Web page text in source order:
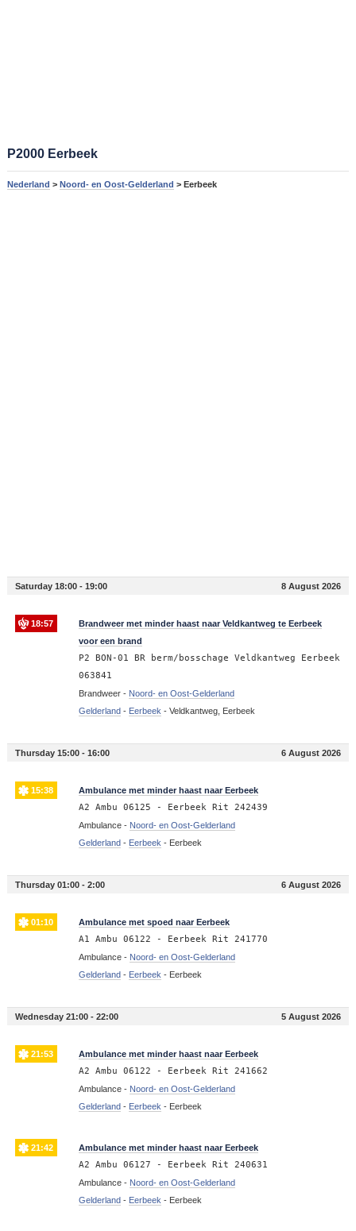
P2000 Eerbeek
Nederland > Noord- en Oost-Gelderland > Eerbeek
Saturday 18:00 - 19:00 8 August 2026
18:57
Brandweer met minder haast naar Veldkantweg te Eerbeek
voor een brand
P2 BON-01 BR berm/bosschage Veldkantweg Eerbeek
063841
Brandweer - Noord- en Oost-Gelderland
Gelderland- Eerbeek - Veldkantweg, Eerbeek
Thursday 15:00 - 16:00 6 August 2026
15:38 Ambulance met minder haast naar Eerbeek
A2 Ambu 06125 - Eerbeek Rit 242439
Ambulance - Noord- en Oost-Gelderland
Gelderland- Eerbeek - Eerbeek
Thursday 01:00 - 2:00 6 August 2026
01:10 Ambulance met spoed naar Eerbeek
A1 Ambu 06122 - Eerbeek Rit 241770
Ambulance - Noord- en Oost-Gelderland
Gelderland- Eerbeek - Eerbeek
Wednesday 21:00 - 22:00 5 August 2026
21:53 Ambulance met minder haast naar Eerbeek
A2 Ambu 06122 - Eerbeek Rit 241662
Ambulance - Noord- en Oost-Gelderland
Gelderland- Eerbeek - Eerbeek
21:42 Ambulance met minder haast naar Eerbeek
A2 Ambu 06127 - Eerbeek Rit 240631
Ambulance - Noord- en Oost-Gelderland
Gelderland- Eerbeek - Eerbeek